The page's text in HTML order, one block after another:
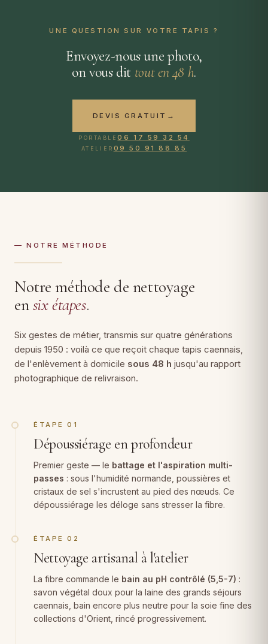
UNE QUESTION SUR VOTRE TAPIS ?
Envoyez-nous une photo,
on vous dit tout en 48 h.
DEVIS GRATUIT →
PORTABLE06 17 59 32 54
ATELIER 09 50 91 88 85
— NOTRE MÉTHODE
Notre méthode de nettoyage
ensix étapes.
Six gestes de métier, transmis sur quatre générations
depuis 1950 : voilà ce que reçoit chaque tapis caennais,
de l'enlèvement à domicile sous 48 h jusqu'au rapport
photographique de relivraison.
ÉTAPE 01
Dépoussiérage en profondeur
Premier geste — le battage et l'aspiration multi-
passes : sous l'humidité normande, poussières et
cristaux de sel s'incrustent au pied des nœuds. Ce
dépoussiérage les déloge sans stresser la fibre.
ÉTAPE 02
Nettoyage artisanal à l'atelier
La fibre commande le bain au pH contrôlé (5,5-7) :
savon végétal doux pour la laine des grands séjours
caennais, bain encore plus neutre pour la soie fine des
collections d'Orient, rincé progressivement.